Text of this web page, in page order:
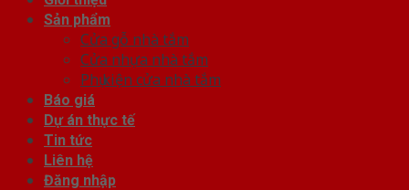
Sản phẩm
Cửa gỗ nhà tắm
Cửa nhựa nhà tắm
Phụ kiện cửa nhà tắm
Báo giá
Dự án thực tế
Tin tức
Liên hệ
Đăng nhập